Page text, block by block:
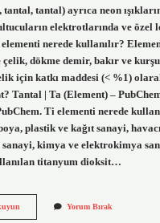
tantal) ayrıca neon
elektrotlarında ve özel
elementi nerede kullanılır?
çelik, dökme demir, bakır ve
için katkı maddesi (< %1)
Tantal | Ta (Element) –
Ti elementi nerede
plastik ve kağıt sanayi,
sanayi, kimya ve elektrokimya
titanyum dioksit…
Ta
Yorum Bırak